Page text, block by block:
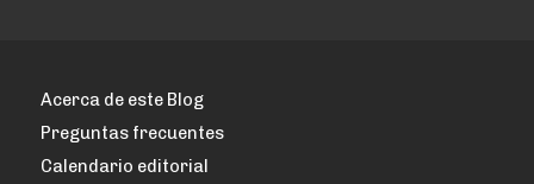
Acerca de este Blog
Preguntas frecuentes
Calendario editorial